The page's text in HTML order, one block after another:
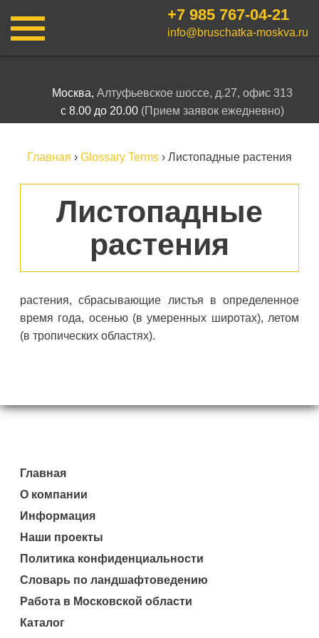
+7 985 767-04-21
info@bruschatka-moskva.ru
Москва, Алтуфьевское шоссе, д.27, офис 313
с 8.00 до 20.00 (Прием заявок ежедневно)
Главная › Glossary Terms › Листопадные растения
Листопадные
растения
растения, сбрасывающие листья в определенное
время года, осенью (в умеренных широтах), летом
(в тропических областях).
Главная
О компании
Информация
Наши проекты
Политика конфиденциальности
Словарь по ландшафтоведению
Работа в Московской области
Каталог